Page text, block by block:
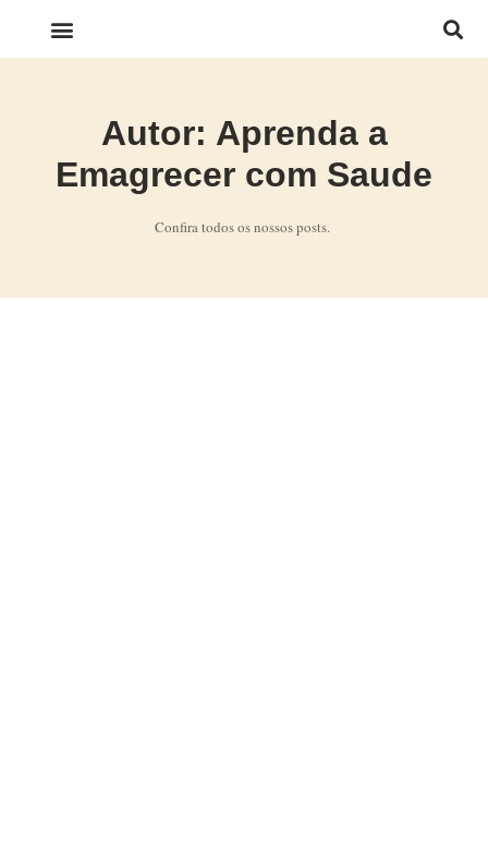
Autor: Aprenda a
Emagrecer com Saude
Confira todos os nossos posts.